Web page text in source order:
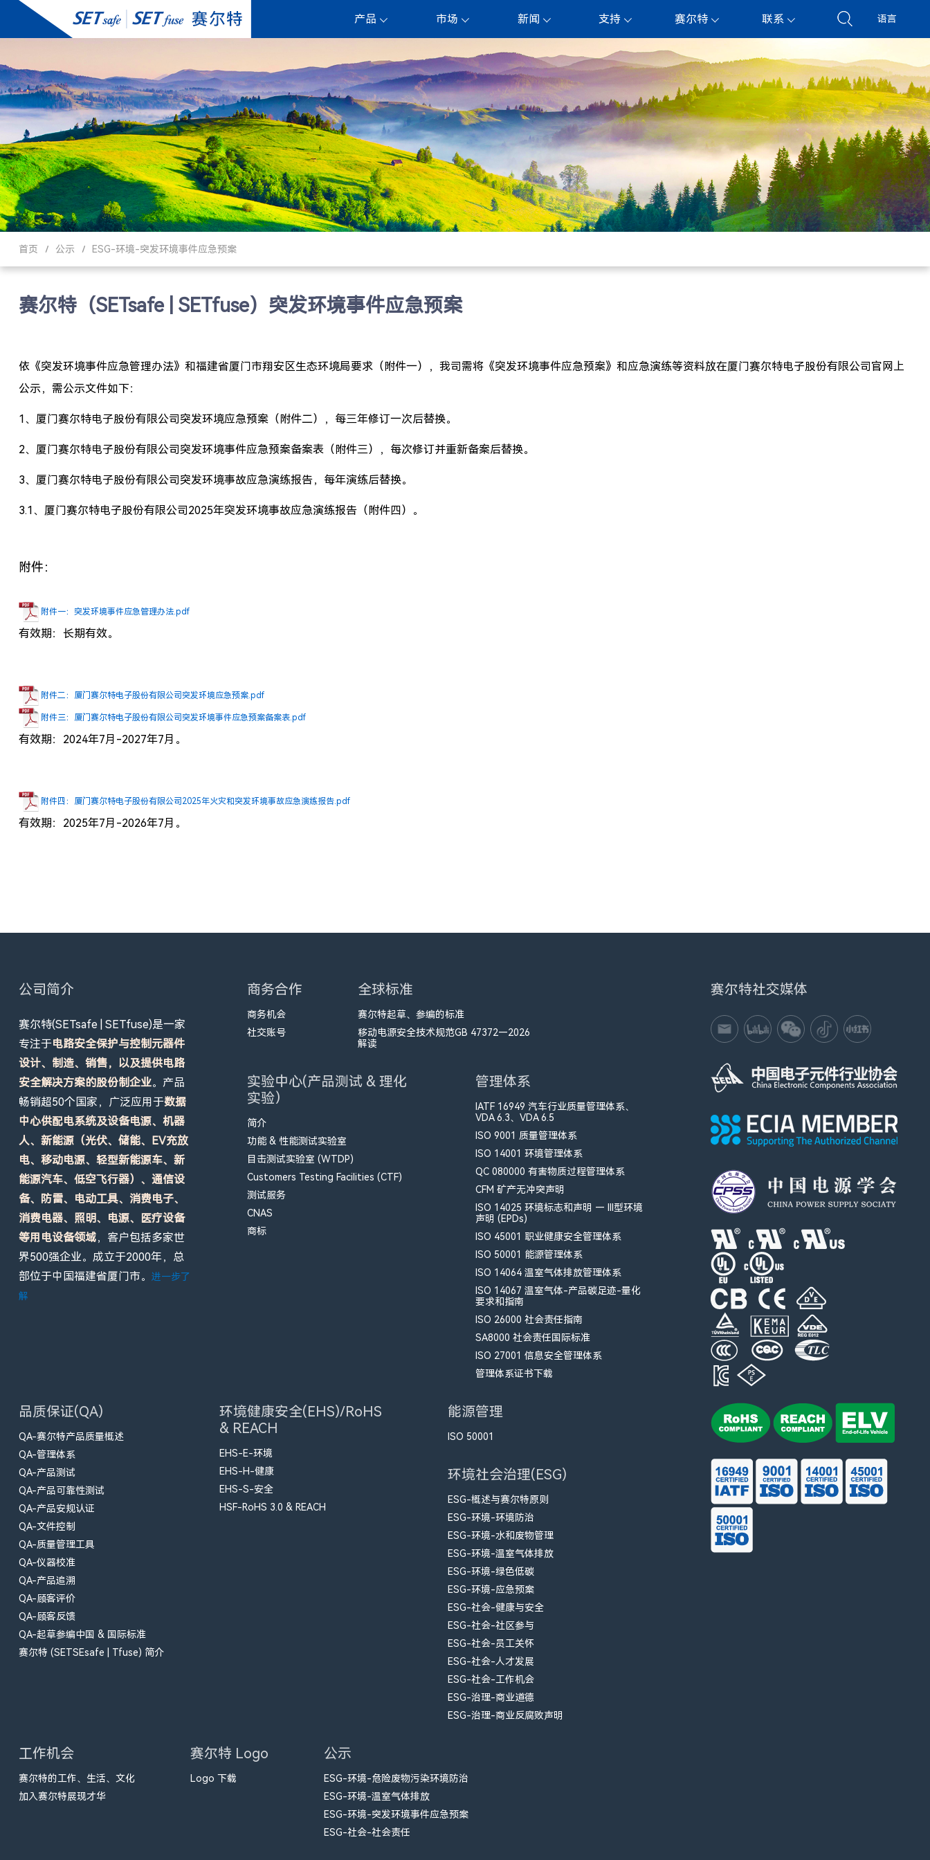
产品 市场 新闻 支持 赛尔特 联系 语言
首页 公示 ESG-环境-突发环境事件应急预案
赛尔特（SETsafe | SETfuse）突发环境事件应急预案
依《突发环境事件应急管理办法》和福建省厦门市翔安区生态环境局要求（附件一），我司需将《突发环境事件应急预案》和应急演练等资料放在厦门赛尔特电子股份有限公司官网上
公示，需公示文件如下：
1、厦门赛尔特电子股份有限公司突发环境应急预案（附件二），每三年修订一次后替换。
2、厦门赛尔特电子股份有限公司突发环境事件应急预案备案表（附件三），每次修订并重新备案后替换。
3、厦门赛尔特电子股份有限公司突发环境事故应急演练报告，每年演练后替换。
3.1、厦门赛尔特电子股份有限公司2025年突发环境事故应急演练报告（附件四）。
附件：
附件一：突发环境事件应急管理办法.pdf
有效期：长期有效。
附件二：厦门赛尔特电子股份有限公司突发环境应急预案.pdf
附件三：厦门赛尔特电子股份有限公司突发环境事件应急预案备案表.pdf
有效期：2024年7月-2027年7月。
附件四：厦门赛尔特电子股份有限公司2025年火灾和突发环境事故应急演练报告.pdf
有效期：2025年7月-2026年7月。
公司简介
赛尔特(SETsafe | SETfuse)是一家
专注于电路安全保护与控制元器件
设计、制造、销售，以及提供电路
安全解决方案的股份制企业。产品
畅销超50个国家，广泛应用于数据
中心供配电系统及设备电源、机器
人、新能源（光伏、储能、EV充放
电、移动电源、轻型新能源车、新
能源汽车、低空飞行器）、通信设
备、防雷、电动工具、消费电子、
消费电器、照明、电源、医疗设备
等用电设备领域，客户包括多家世
界500强企业。成立于2000年，总
部位于中国福建省厦门市。
进一步了
解
商务合作
商务机会
社交账号
全球标准
赛尔特起草、参编的标准
移动电源安全技术规范GB 47372—2026
解读
实验中心(产品测试 & 理化
实验）
简介
功能 & 性能测试实验室
目击测试实验室 (WTDP)
Customers Testing Facilities (CTF)
测试服务
CNAS
商标
管理体系
IATF 16949 汽车行业质量管理体系、
VDA 6.3、VDA 6.5
ISO 9001 质量管理体系
ISO 14001 环境管理体系
QC 080000 有害物质过程管理体系
CFM​ 矿产无冲突声明
ISO 14025 环境标志和声明 — III型环境
声明 (EPDs)
ISO 45001 职业健康安全管理体系
ISO 50001 能源管理体系
ISO 14064 温室气体排放管理体系
ISO 14067 温室气体-产品碳足迹-量化
要求和指南
ISO 26000 社会责任指南
SA8000 社会责任国际标准
ISO 27001 信息安全管理体系
管理体系证书下载
品质保证(QA)
QA-赛尔特产品质量概述
QA-管理体系
QA-产品测试
QA-产品可靠性测试
QA-产品安规认证
QA-文件控制
QA-质量管理工具
QA-仪器校准
QA-产品追溯
QA-顾客评价
QA-顾客反馈
QA-起草参编中国 & 国际标准
赛尔特 (SETSEsafe | Tfuse) 简介
环境健康安全(EHS)/RoHS
& REACH
EHS-E-环境
EHS-H-健康
EHS-S-安全
HSF-RoHS 3.0 & REACH
能源管理
ISO 50001
环境社会治理(ESG)
ESG-概述与赛尔特原则
ESG-环境-环境防治
ESG-环境-水和废物管理
ESG-环境-温室气体排放
ESG-环境-绿色低碳
ESG-环境-应急预案
ESG-社会-健康与安全
ESG-社会-社区参与
ESG-社会-员工关怀
ESG-社会-人才发展
ESG-社会-工作机会
ESG-治理-商业道德
ESG-治理-商业反腐败声明
工作机会
赛尔特的工作、生活、文化
加入赛尔特展现才华
赛尔特 Logo
Logo 下载
公示
ESG-环境-危险废物污染环境防治
ESG-环境-温室气体排放
ESG-环境-突发环境事件应急预案
ESG-社会-社会责任
赛尔特社交媒体